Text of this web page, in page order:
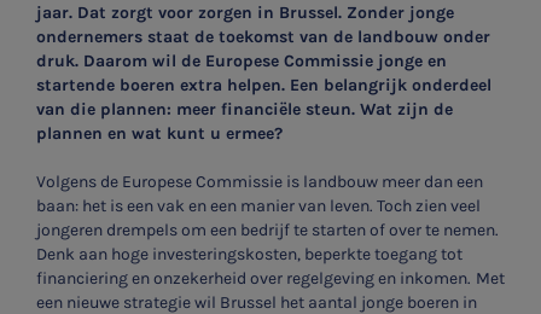
jaar. Dat zorgt voor zorgen in Brussel. Zonder jonge
ondernemers staat de toekomst van de landbouw onder
druk. Daarom wil de Europese Commissie jonge en
startende boeren extra helpen. Een belangrijk onderdeel
van die plannen: meer financiële steun. Wat zijn de
plannen en wat kunt u ermee?
Volgens de Europese Commissie is landbouw meer dan een
baan: het is een vak en een manier van leven. Toch zien veel
jongeren drempels om een bedrijf te starten of over te nemen.
Denk aan hoge investeringskosten, beperkte toegang tot
financiering en onzekerheid over regelgeving en inkomen. Met
een nieuwe strategie wil Brussel het aantal jonge boeren in